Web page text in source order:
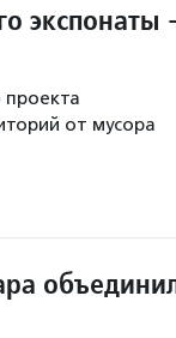
проекта
от мусора